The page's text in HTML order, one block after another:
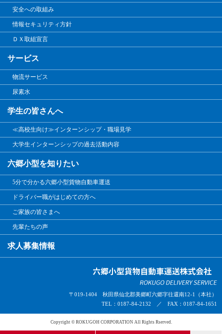
安全への取組み
情報セキュリティ方針
ＤＸ取組宣言
サービス
物流サービス
尿素水
学生の皆さんへ
≪高校生向け≫インターンシップ・職場見学
大学生インターンシップの過去活動内容
六郷小型を知りたい
5分で分かる六郷小型貨物自動車運送
ドライバー職がはじめての方へ
ご家族の皆さまへ
先輩たちの声
求人募集情報
〒019-1404 秋田県仙北郡美郷町六郷字往還南12-1（本社）
TEL：0187-84-2132 ／ FAX：0187-84-1651
Copyright © ROKUGOH CORPORATION All Rights Rserved.